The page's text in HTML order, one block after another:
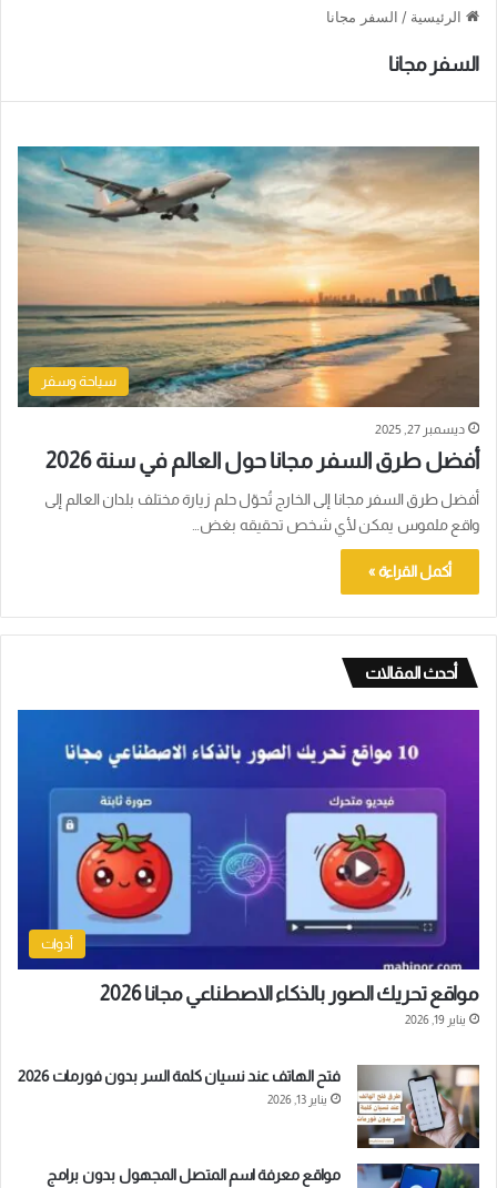
الرئيسية / السفر مجانا
السفر مجانا
سياحة وسفر
ديسمبر 27, 2025
أفضل طرق السفر مجانا حول العالم في سنة 2026
أفضل طرق السفر مجانا إلى الخارج تُحوّل حلم زيارة مختلف بلدان العالم إلى
واقع ملموس يمكن لأي شخص تحقيقه بغض…
أكمل القراءة »
أحدث المقالات
أدوات
مواقع تحريك الصور بالذكاء الاصطناعي مجانا 2026
يناير 19, 2026
فتح الهاتف عند نسيان كلمة السر بدون فورمات 2026
يناير 13, 2026
مواقع معرفة اسم المتصل المجهول بدون برامج